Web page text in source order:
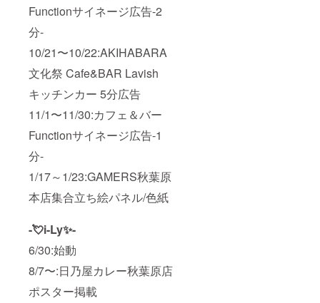
Functionサイネージ広告-2
分-
10/21〜10/22:AKIHABARA
文化祭 Cafe&BAR Lavish
キッチンカー 5分広告
11/1〜11/30:カフェ＆バー
Functionサイネージ広告-1
分-
1/17～1/23:GAMERS秋葉原
本店集合立ち絵パネル/色紙
-💘i-Ly✨-
6/30:始動
8/7〜:日乃屋カレー秋葉原店
ポスター掲載